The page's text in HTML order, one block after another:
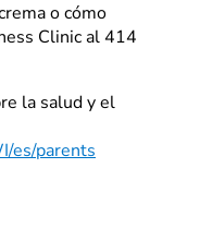
o cómo
Clinic al 414
la salud y el
es/parents